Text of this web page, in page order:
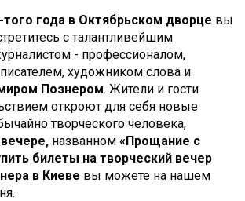
того года в Октябрьском дворце вы
с талантливейшим
- профессионалом,
художником слова и
Познером. Жители и гости
откроют для себя новые
творческого человека,
вечере, названном «Прощание с
билеты на творческий вечер
в Киеве вы можете на нашем